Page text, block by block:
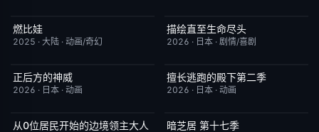
HD国语
燃比娃
2025 · 大陆 · 动画/奇幻
更新至第06集
描绘直至生命尽头
2026 · 日本 · 剧情/喜剧
更新至第06集
正后方的神威
2026 · 日本 · 动画
更新至第04集
擅长逃跑的殿下第二季
2026 · 日本 · 动画
更新至第06集 1.0
从0位居民开始的边境领主大人 更新至第3集
暗芝居 第十七季